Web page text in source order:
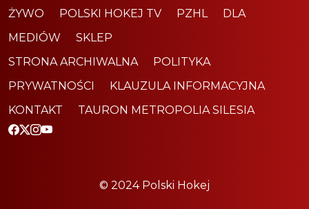
ŻYWO
POLSKI HOKEJ TV PZHL
DLA
MEDIÓW
SKLEP
STRONA ARCHIWALNA
POLITYKA
PRYWATNOŚCI
KLAUZULA INFORMACYJNA
KONTAKT
TAURON METROPOLIA SILESIA
© 2024 Polski Hokej